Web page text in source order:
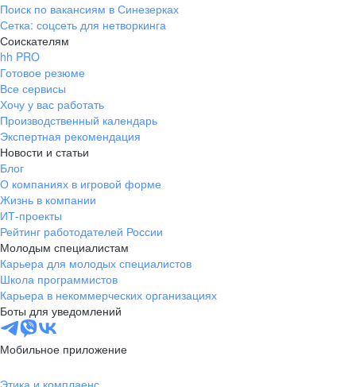
Поиск по вакансиям в Синезерках
Сетка: соцсеть для нетворкинга
Соискателям
hh PRO
Готовое резюме
Все сервисы
Хочу у вас работать
Производственный календарь
Экспертная рекомендация
Новости и статьи
Блог
О компаниях в игровой форме
Жизнь в компании
ИТ-проекты
Рейтинг работодателей России
Молодым специалистам
Карьера для молодых специалистов
Школа программистов
Карьера в некоммерческих организациях
Боты для уведомлений
Мобильное приложение